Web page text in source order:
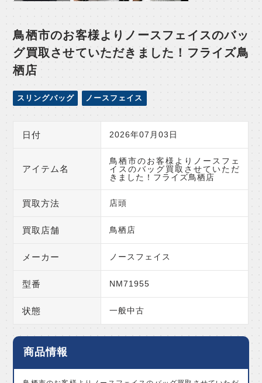
鳥栖市のお客様よりノースフェイスのバッ
グ買取させていただきました！フライズ鳥
栖店
スリングバッグ ノースフェイス
日付 2026年07月03日
アイテム名
鳥栖市のお客様よりノースフェ
イスのバッグ買取させていただ
きました！フライズ鳥栖店
買取方法 店頭
買取店舗 鳥栖店
メーカー ノースフェイス
型番 NM71955
状態 一般中古
商品情報